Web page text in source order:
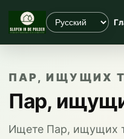
ПАР, ИЩУЩИХ
Пар,
Ищете Пар, ищущих